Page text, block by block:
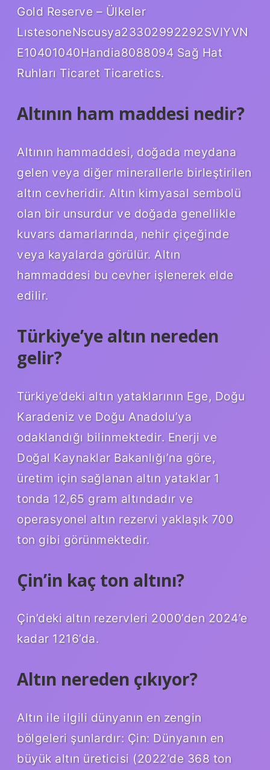
Gold Reserve – Ülkeler
LıstesoneNscusya23302992292SVIYVN
E10401040Handia8088094 Sağ Hat
Ruhları Ticaret Ticaretics.
Altının ham maddesi nedir?
Altının hammaddesi, doğada meydana
gelen veya diğer minerallerle birleştirilen
altın cevheridir. Altın kimyasal sembolü
olan bir unsurdur ve doğada genellikle
kuvars damarlarında, nehir çiçeğinde
veya kayalarda görülür. Altın
hammaddesi bu cevher işlenerek elde
edilir.
Türkiye’ye altın nereden
gelir?
Türkiye’deki altın yataklarının Ege, Doğu
Karadeniz ve Doğu Anadolu’ya
odaklandığı bilinmektedir. Enerji ve
Doğal Kaynaklar Bakanlığı’na göre,
üretim için sağlanan altın yataklar 1
tonda 12,65 gram altındadır ve
operasyonel altın rezervi yaklaşık 700
ton gibi görünmektedir.
Çin’in kaç ton altını?
Çin’deki altın rezervleri 2000’den 2024’e
kadar 1216’da.
Altın nereden çıkıyor?
Altın ile ilgili dünyanın en zengin
bölgeleri şunlardır: Çin: Dünyanın en
büyük altın üreticisi (2022’de 368 ton